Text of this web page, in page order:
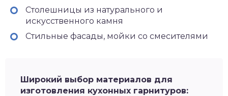
Столешницы из натурального и
искусственного камня
Стильные фасады, мойки со смесителями
Широкий выбор материалов для
изготовления кухонных гарнитуров: